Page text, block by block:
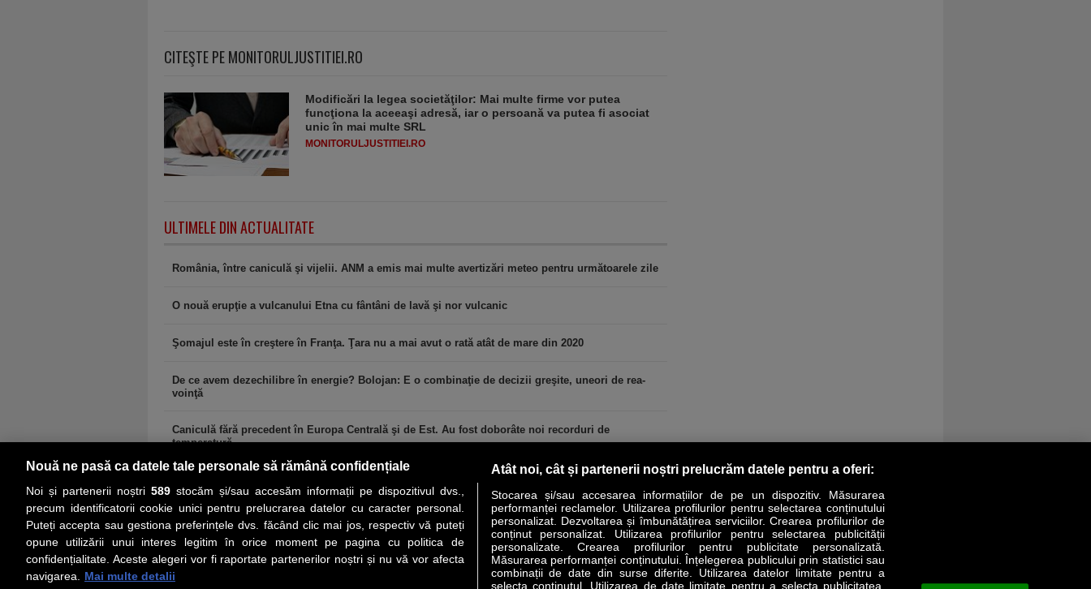
CITEŞTE PE MONITORULJUSTITIEI.RO
Modificări la legea societăţilor: Mai multe firme vor putea
funcţiona la aceeaşi adresă, iar o persoană va putea fi asociat
unic în mai multe SRL
MONITORULJUSTITIEI.RO
ULTIMELE DIN ACTUALITATE
România, între caniculă şi vijelii. ANM a emis mai multe avertizări meteo pentru următoarele zile
O nouă erupţie a vulcanului Etna cu fântâni de lavă şi nor vulcanic
Şomajul este în creştere în Franţa. Ţara nu a mai avut o rată atât de mare din 2020
De ce avem dezechilibre în energie? Bolojan: E o combinaţie de decizii greşite, uneori de rea-
voinţă
Caniculă fără precedent în Europa Centrală şi de Est. Au fost doborâte noi recorduri de
temperatură
PRIMA PAGINĂ COVER STORY LIDERI ANALIZE HI-TECH MEET THE CEO LIFESTYLE SPECIAL OPINII
Social Servicii Revista Business Magazin
Nouă ne pasă ca datele tale personale să rămână confidențiale
Noi și partenerii noștri 589stocăm și/sau accesăm informații pe dispozitivul dvs.,
precum identificatorii cookie unici pentru prelucrarea datelor cu caracter personal.
Puteți accepta sau gestiona preferințele dvs. făcând clic mai jos, respectiv vă puteți
opune utilizării unui interes legitim în orice moment pe pagina cu politica de
confidențialitate. Aceste alegeri vor fi raportate partenerilor noștri și nu vă vor afecta
navigarea.
Mai multe detalii
Atât noi, cât și partenerii noștri prelucrăm datele pentru a oferi:
Stocarea și/sau accesarea informațiilor de pe un dispozitiv. Măsurarea
performanței reclamelor. Utilizarea profilurilor pentru selectarea conținutului
personalizat. Dezvoltarea și îmbunătățirea serviciilor. Crearea profilurilor de
conținut personalizat. Utilizarea profilurilor pentru selectarea publicității
personalizate. Crearea profilurilor pentru publicitate personalizată.
Măsurarea performanței conținutului. Înțelegerea publicului prin statistici sau
combinații de date din surse diferite. Utilizarea datelor limitate pentru a
selecta conținutul. Utilizarea de date limitate pentru a selecta publicitatea.